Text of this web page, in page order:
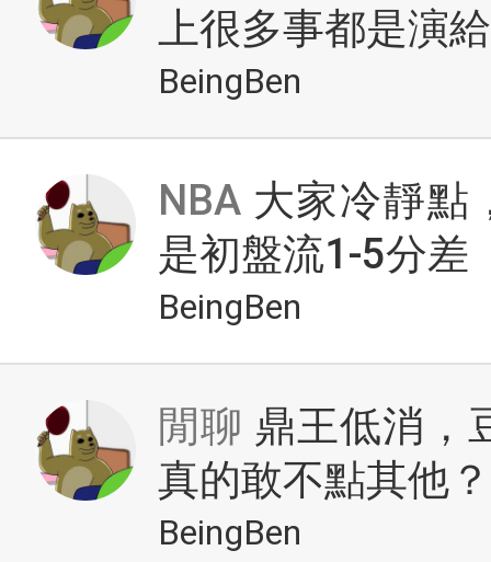
上很多事都是演
BeingBen
NBA 大家冷靜點
是初盤流1-5分差
BeingBen
閒聊 鼎王低消，
真的敢不點其他？
BeingBen